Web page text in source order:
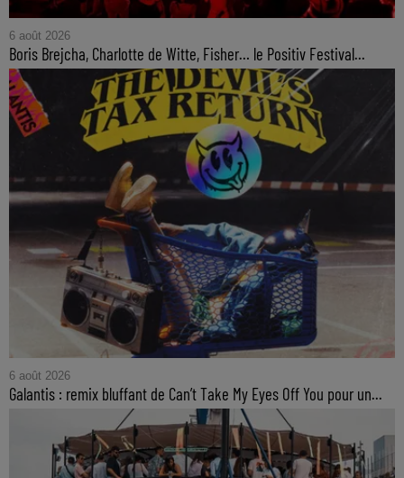
6 août 2026
Boris Brejcha, Charlotte de Witte, Fisher… le Positiv Festival...
6 août 2026
Galantis : remix bluffant de Can’t Take My Eyes Off You pour un...